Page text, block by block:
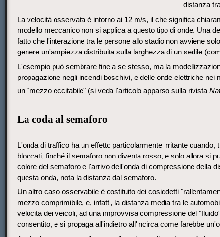
distanza
La velocità osservata è intorno ai 12 m/s, il che significa
modello meccanico non si applica a questo tipo di onde. Una
fatto che l'interazione tra le persone allo stadio non avviene
genere un'ampiezza distribuita sulla larghezza di un sedile
L'esempio può sembrare fine a se stesso, ma la
propagazione negli incendi boschivi, e delle onde elettriche
un "mezzo eccitabile" (si veda l'articolo apparso sulla rivista
La coda al semaforo
L'onda di traffico ha un effetto particolarmente irritante
bloccati, finché il semaforo non diventa rosso, e solo allora si
colore del semaforo e l'arrivo dell'onda di compressione della
questa onda, nota la distanza dal semaforo.
Un altro caso osservabile è costituito dei cosiddetti
mezzo comprimibile, e, infatti, la distanza media tra le
velocità dei veicoli, ad una improvvisa compressione del
consentito, e si propaga all'indietro all'incirca come farebbe